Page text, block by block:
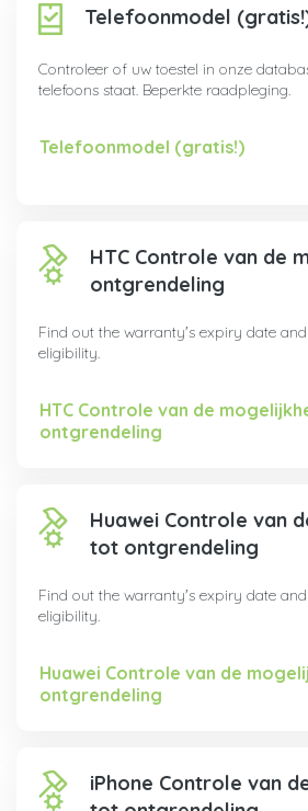
Telefoonmodel
Controleer of uw toestel in onze
telefoons staat. Beperkte raadpleging.
Telefoonmodel (gratis!)
HTC Controle van de
ontgrendeling
Find out the warranty's expiry date
eligibility.
HTC Controle van de
ontgrendeling
Huawei Controle van
tot ontgrendeling
Find out the warranty's expiry date
eligibility.
Huawei Controle van de
ontgrendeling
iPhone Controle van